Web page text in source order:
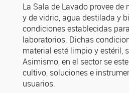
La Sala de Lavado provee
y de vidrio, agua destilada y
condiciones establecidas
laboratorios. Dichas
material esté limpio y estéril,
Asimismo, en el sector se
cultivo, soluciones e
usuarios.